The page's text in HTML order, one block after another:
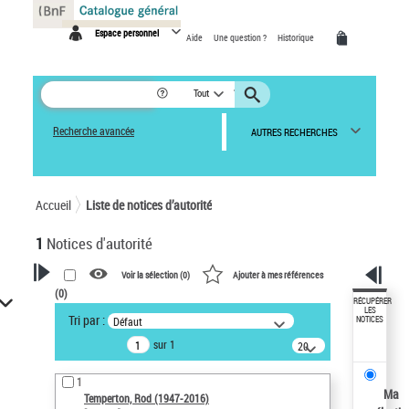
Espace personnel Aide Une question ? Historique
Tout
Recherche avancée AUTRES RECHERCHES
Accueil Liste de notices d’autorité
1 Notices d'autorité
VOTRE RECHERCHE
Recherche avancée dans les
notices d’autorité
Œuvres liées à l'auteur :
Temperton, Rod (1947-2016)
Voir la sélection (0) Ajouter à mes références
(0)
Tri par : Défaut
sur 1
20
résultats/page
1
Temperton, Rod (1947-2016)
RÉCUPÉRER
LES
NOTICES
Ma
Panneau de gestion des cookies